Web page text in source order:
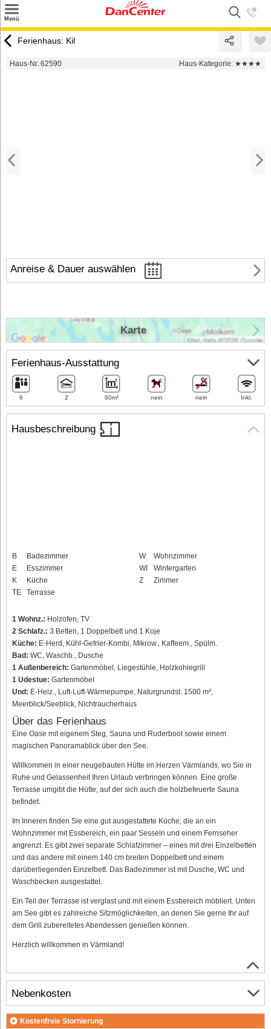
Menü
Urlaubsziele
Ferienhaus: Kil
Haus-Nr. 62590 Haus-Kategorie: ★★★★
Anreise & Dauer auswählen
Hausbeschreibung
B
Badezimmer
E
Esszimmer
K
Küche
TE
Terrasse
W
Wohnzimmer
WI
Wintergarten
Z
Zimmer
1 Wohnz.: Holzofen, TV
2 Schlafz.: 3 Betten, 1 Doppelbett und 1 Koje
Küche: E-Herd, Kühl-Gefrier-Kombi, Mikrow., Kaffeem., Spülm.
Bad: WC, Waschb., Dusche
1 Außenbereich: Gartenmöbel, Liegestühle, Holzkohlegrill
1 Udestue: Gartenmöbel
Und: E-Heiz., Luft-Luft-Wärmepumpe, Naturgrundst. 1500 m²,
Meerblick/Seeblick, Nichtraucherhaus
Über das Ferienhaus
Eine Oase mit eigenem Steg, Sauna und Ruderboot sowie einem
magischen Panoramablick über den See.
Willkommen in einer neugebauten Hütte im Herzen Värmlands, wo Sie in
Ruhe und Gelassenheit Ihren Urlaub verbringen können. Eine große
Terrasse umgibt die Hütte, auf der sich auch die holzbefeuerte Sauna
befindet.
Im Inneren finden Sie eine gut ausgestattete Küche, die an ein
Wohnzimmer mit Essbereich, ein paar Sesseln und einem Fernseher
angrenzt. Es gibt zwei separate Schlafzimmer – eines mit drei Einzelbetten
und das andere mit einem 140 cm breiten Doppelbett und einem
darüberliegenden Einzelbett. Das Badezimmer ist mit Dusche, WC und
Waschbecken ausgestattet.
Ein Teil der Terrasse ist verglast und mit einem Essbereich möbliert. Unten
am See gibt es zahlreiche Sitzmöglichkeiten, an denen Sie gerne Ihr auf
dem Grill zubereitetes Abendessen genießen können.
Herzlich willkommen in Värmland!
Ferienhaus-Ausstattung
6 2 60m² nein nein Inkl.
Nebenkosten
Kostenfreie Stornierung
Karte